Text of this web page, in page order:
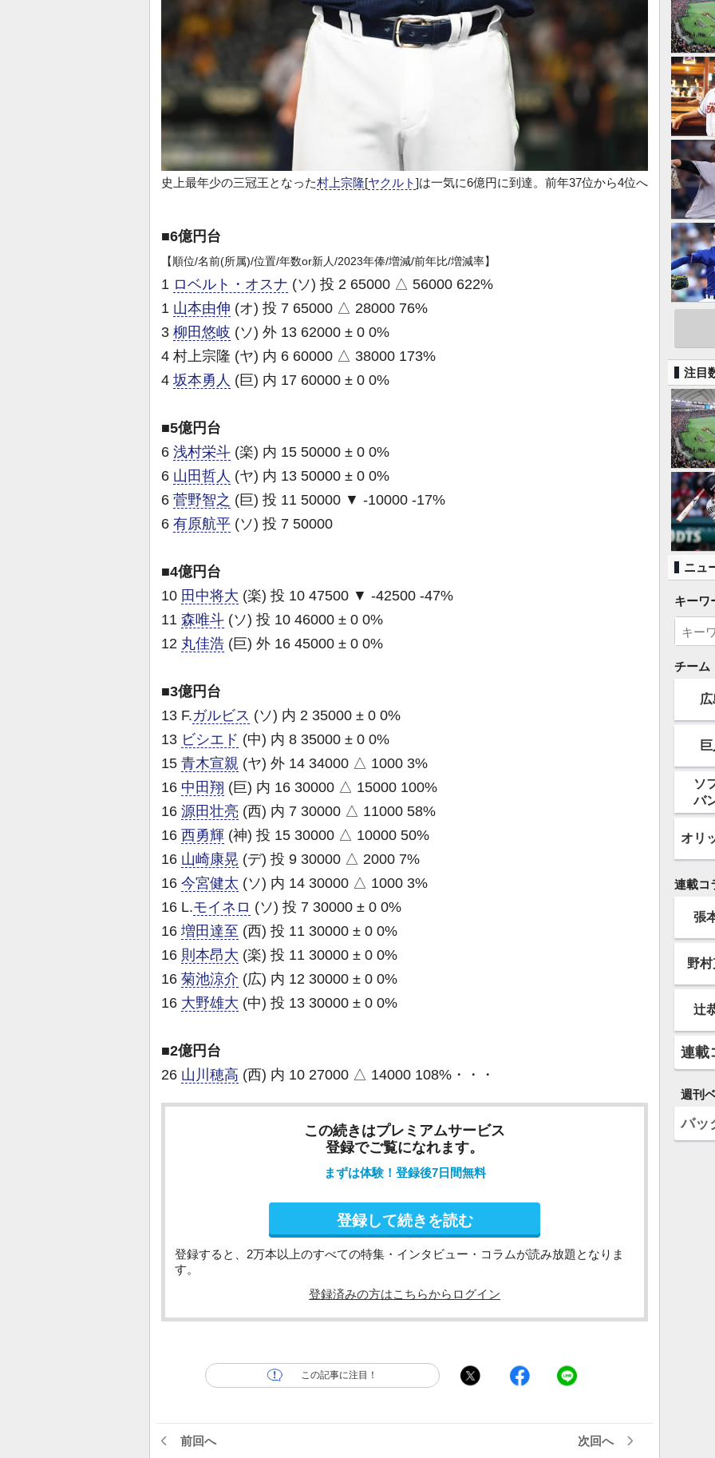
史上最年少の三冠王となった村上宗隆[ヤクルト]は一気に6億円に到達。前年37位から4位へ
■6億円台
【順位/名前(所属)/位置/年数or新人/2023年俸/増減/前年比/増減率】
1 ロベルト・オスナ (ソ) 投 2 65000 △ 56000 622%
1 山本由伸 (オ) 投 7 65000 △ 28000 76%
3 柳田悠岐 (ソ) 外 13 62000 ± 0 0%
4 村上宗隆 (ヤ) 内 6 60000 △ 38000 173%
4 坂本勇人 (巨) 内 17 60000 ± 0 0%
■5億円台
6 浅村栄斗 (楽) 内 15 50000 ± 0 0%
6 山田哲人 (ヤ) 内 13 50000 ± 0 0%
6 菅野智之 (巨) 投 11 50000 ▼ -10000 -17%
6 有原航平 (ソ) 投 7 50000
■4億円台
10 田中将大 (楽) 投 10 47500 ▼ -42500 -47%
11 森唯斗 (ソ) 投 10 46000 ± 0 0%
12 丸佳浩 (巨) 外 16 45000 ± 0 0%
■3億円台
13 F.ガルビス (ソ) 内 2 35000 ± 0 0%
13 ビシエド (中) 内 8 35000 ± 0 0%
15 青木宣親 (ヤ) 外 14 34000 △ 1000 3%
16 中田翔 (巨) 内 16 30000 △ 15000 100%
16 源田壮亮 (西) 内 7 30000 △ 11000 58%
16 西勇輝 (神) 投 15 30000 △ 10000 50%
16 山崎康晃 (デ) 投 9 30000 △ 2000 7%
16 今宮健太 (ソ) 内 14 30000 △ 1000 3%
16 L.モイネロ (ソ) 投 7 30000 ± 0 0%
16 増田達至 (西) 投 11 30000 ± 0 0%
16 則本昂大 (楽) 投 11 30000 ± 0 0%
16 菊池涼介 (広) 内 12 30000 ± 0 0%
16 大野雄大 (中) 投 13 30000 ± 0 0%
■2億円台
26 山川穂高 (西) 内 10 27000 △ 14000 108%・・・
この続きはプレミアムサービス
登録でご覧になれます。
まずは体験！登録後7日間無料
登録して続きを読む
登録すると、2万本以上のすべての特集・インタビュー・コラムが読み放題となりま
す。
登録済みの方はこちらからログイン
この記事に注目！
前回へ 次回へ
注目
ニュ
キーワ
チーム
広
ソ
バ
オリ
連載コ
張
野
辻
連載
週刊
バッ